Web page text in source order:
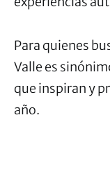
Para quienes
Valle es
que inspiran y
año.